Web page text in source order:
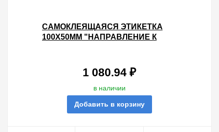
САМОКЛЕЯЩАЯСЯ ЭТИКЕТКА
100Х50ММ "НАПРАВЛЕНИЕ К
1 080.94 ₽
в наличии
Добавить в корзину